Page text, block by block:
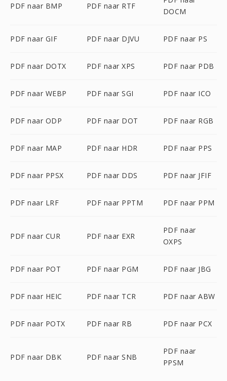
PDF naar BMP PDF naar RTF
DOCM
PDF naar GIF PDF naar DJVU PDF naar PS
PDF naar DOTX PDF naar XPS PDF naar PDB
PDF naar WEBP PDF naar SGI PDF naar ICO
PDF naar ODP PDF naar DOT PDF naar RGB
PDF naar MAP PDF naar HDR PDF naar PPS
PDF naar PPSX PDF naar DDS PDF naar JFIF
PDF naar LRF PDF naar PPTM PDF naar PPM
PDF naar CUR PDF naar EXR
PDF naar
OXPS
PDF naar POT PDF naar PGM PDF naar JBG
PDF naar HEIC PDF naar TCR PDF naar ABW
PDF naar POTX PDF naar RB PDF naar PCX
PDF naar DBK PDF naar SNB
PDF naar
PPSM